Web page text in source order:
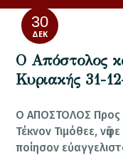
30
ΔΕΚ
Ο Απόστολος
Κυριακής 31-
Ο ΑΠΟΣΤΟΛΟΣ Προς
Τέκνον Τιμόθεε,
ποίησον